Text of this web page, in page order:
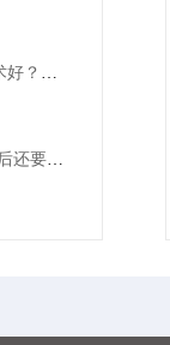
眼科医生不做近视手术？ICL比激光手术好？这些近视手术谣言，别再信了！
近视手术矫正近视，那散光怎么办，术后还要戴眼镜吗？